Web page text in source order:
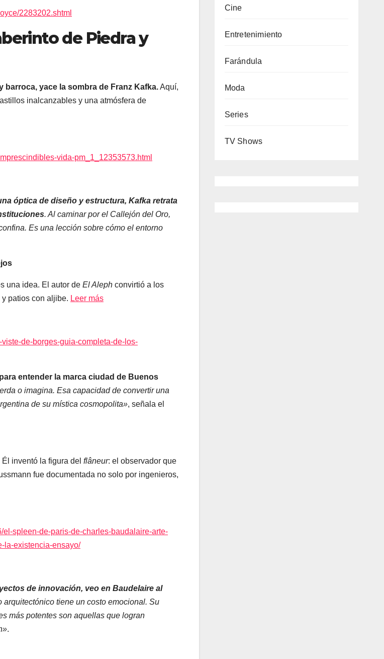
2283202.shtml
de Piedra y
barroca, yace la sombra de Franz Kafka.Aquí,
inalcanzables y una atmósfera de
vida-pm_1_12353573.html
óptica de diseño y estructura, Kafka retrata
. Al caminar por el Callejón del Oro,
Es una lección sobre cómo el entorno
una idea. El autor de El Aleph convirtió a los
patios con aljibe. Leer más
de-borges-guia-completa-de-los-
entender la marca ciudad de Buenos
o imagina. Esa capacidad de convertir una
de su mística cosmopolita», señala el
inventó la figura del flâneur: el observador que
fue documentada no solo por ingenieros,
spleen-de-paris-de-charles-baudalaire-arte-
la-existencia-ensayo/
de innovación, veo en Baudelaire al
arquitectónico tiene un costo emocional. Su
más potentes son aquellas que logran
.
Cine
Entretenimiento
Farándula
Moda
Series
TV Shows